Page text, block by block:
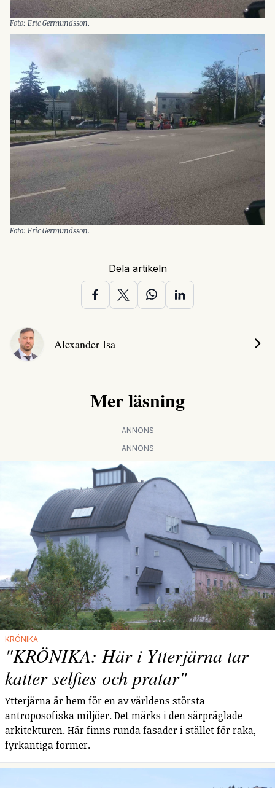
Foto: Eric Germundsson.
Foto: Eric Germundsson.
Dela artikeln
Alexander Isa
Mer läsning
ANNONS
ANNONS
KRÖNIKA
"KRÖNIKA: Här i Ytterjärna tar
katter selfies och pratar"
Ytterjärna är hem för en av världens största
antroposofiska miljöer. Det märks i den särpräglade
arkitekturen. Här finns runda fasader i stället för raka,
fyrkantiga former.